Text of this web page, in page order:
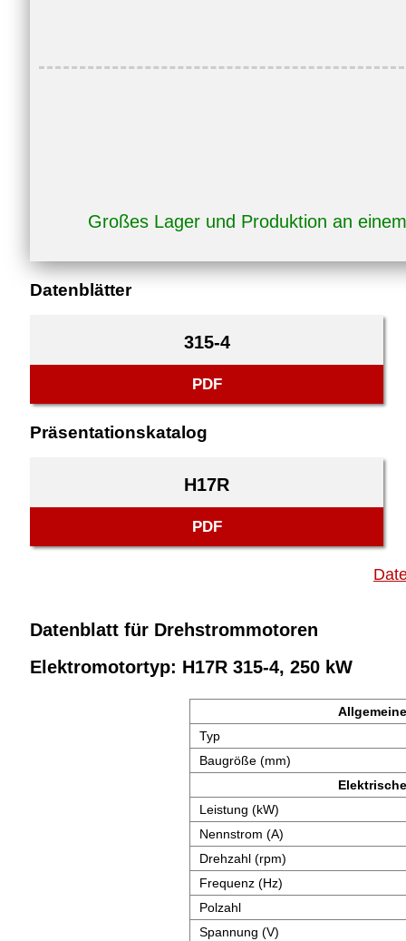
Großes Lager und Produktion an
Datenblätter
315-4
PDF
Präsentationskatalog
H17R
PDF
Datenblatt für Drehstrommotoren
Elektromotortyp: H17R 315-4, 250 kW
Typ
Baugröße (mm)
Leistung (kW)
Nennstrom (A)
Drehzahl (rpm)
Frequenz (Hz)
Polzahl
Spannung (V)